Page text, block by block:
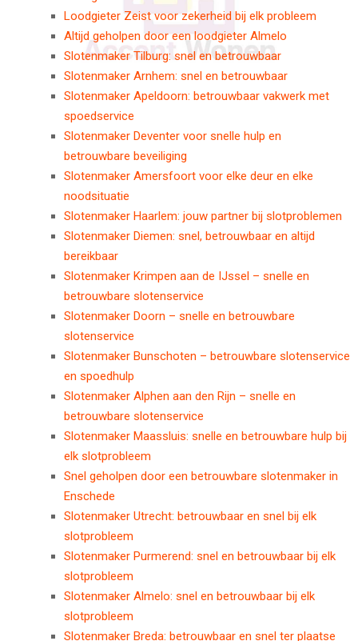
Loodgieter Zeist voor zekerheid bij elk probleem
Altijd geholpen door een loodgieter Almelo
Slotenmaker Tilburg: snel en betrouwbaar
Slotenmaker Arnhem: snel en betrouwbaar
Slotenmaker Apeldoorn: betrouwbaar vakwerk met
spoedservice
Slotenmaker Deventer voor snelle hulp en
betrouwbare beveiliging
Slotenmaker Amersfoort voor elke deur en elke
noodsituatie
Slotenmaker Haarlem: jouw partner bij slotproblemen
Slotenmaker Diemen: snel, betrouwbaar en altijd
bereikbaar
Slotenmaker Krimpen aan de IJssel – snelle en
betrouwbare slotenservice
Slotenmaker Doorn – snelle en betrouwbare
slotenservice
Slotenmaker Bunschoten – betrouwbare slotenservice
en spoedhulp
Slotenmaker Alphen aan den Rijn – snelle en
betrouwbare slotenservice
Slotenmaker Maassluis: snelle en betrouwbare hulp bij
elk slotprobleem
Snel geholpen door een betrouwbare slotenmaker in
Enschede
Slotenmaker Utrecht: betrouwbaar en snel bij elk
slotprobleem
Slotenmaker Purmerend: snel en betrouwbaar bij elk
slotprobleem
Slotenmaker Almelo: snel en betrouwbaar bij elk
slotprobleem
Slotenmaker Breda: betrouwbaar en snel ter plaatse